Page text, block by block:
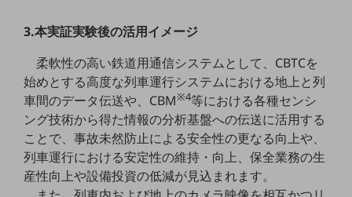
データプラス
IoT向け回線料金
home5Gプラン
モバイルサービス
端末の一元管理
3.本実証実験後の活用イメージ
柔軟性の高い鉄道用通信システムとして、CBTCを
始めとする高度な列車運行システムにおける地上と列
車間のデータ伝送や、CBM※4等における各種センシ
ング技術から得た情報の分析基盤への伝送に活用する
ことで、事故未然防止による安全性の更なる向上や、
列車運行における安定性の維持・向上、保全業務の生
産性向上や設備投資の低減が見込まれます。